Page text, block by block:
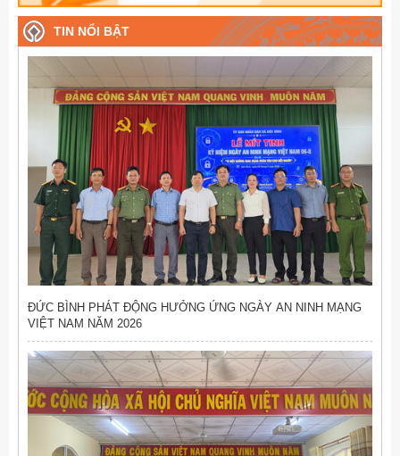
TIN NỔI BẬT
ĐỨC BÌNH PHÁT ĐỘNG HƯỞNG ỨNG NGÀY AN NINH MẠNG
VIỆT NAM NĂM 2026